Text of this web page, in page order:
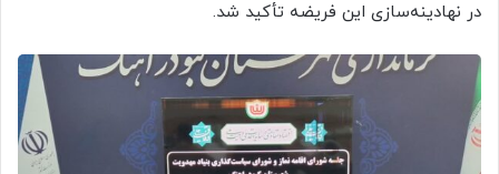
در نهادینه‌سازی این فریضه تأکید شد.